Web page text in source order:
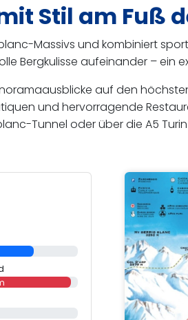
Stil am Fuß
Massivs und kombiniert
Bergkulisse aufeinander – ein
auf den
und hervorragende
Tunnel oder über die A5